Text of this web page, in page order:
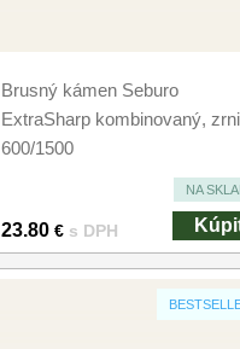
Brusný kámen Seburo
ExtraSharp kombinovaný,
600/1500
NA
23.80 € s DPH